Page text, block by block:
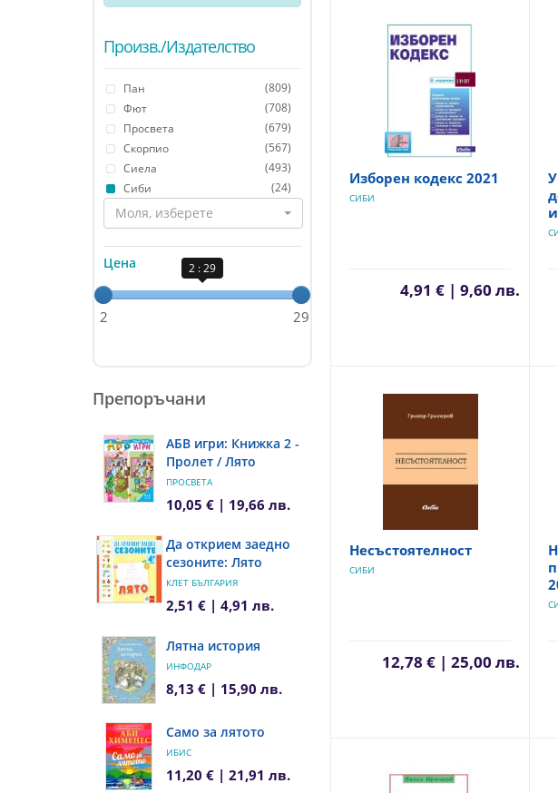
Произв./Издателство
Пан
(809)
Фют
(708)
Просвета
(679)
Скорпио
(567)
Сиела
(493)
Сиби
(24)
Моля, изберете
Цена 2 : 29
2 29
Препоръчани
АБВ игри: Книжка 2 -
Пролет / Лято
ПРОСВЕТА
10,05 € | 19,66 лв.
Да открием заедно
сезоните: Лято
КЛЕТ БЪЛГАРИЯ
2,51 € | 4,91 лв.
Лятна история
ИНФОДАР
8,13 € | 15,90 лв.
Само за лятото
ИБИС
11,20 € | 21,91 лв.
Изборен кодекс 2021
СИБИ
4,91 € | 9,60 лв.
Несъстоятелност
СИБИ
12,78 € | 25,00 лв.